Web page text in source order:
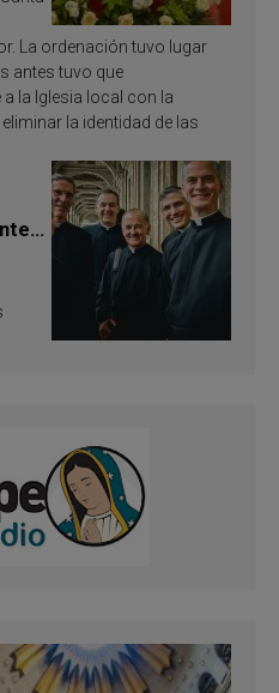
La ordenación tuvo lugar
antes tuvo que
la Iglesia local con la
la identidad de las